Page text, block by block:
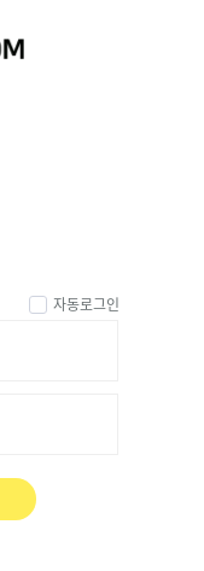
자동로그인